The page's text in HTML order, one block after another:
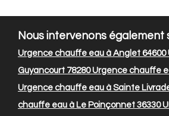
Nous intervenons également
Urgence chauffe eau à Anglet 64600
Guyancourt 78280Urgence chauffe
Urgence chauffe eau à Sainte
chauffe eau à Le Poinçonnet 36330